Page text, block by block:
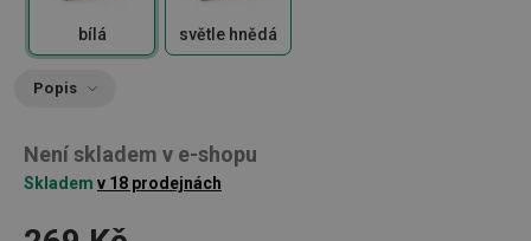
bílá světle hnědá
Popis
Není skladem v e-shopu
Skladem v 18 prodejnách